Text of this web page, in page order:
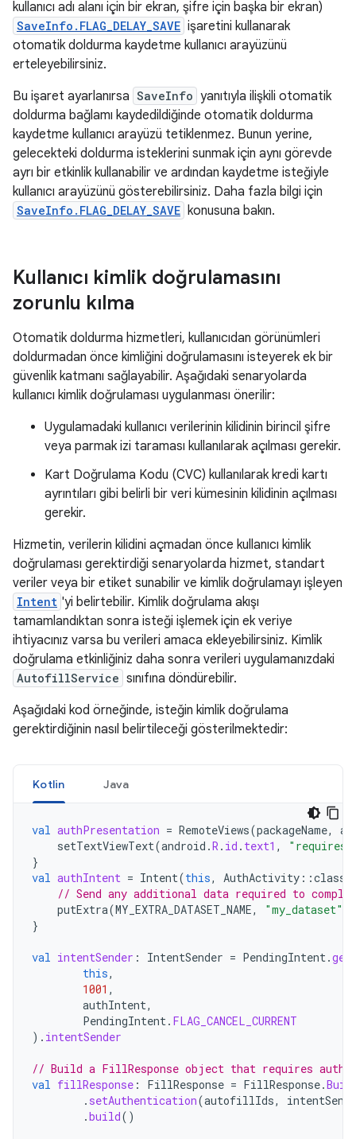
kullanıcı adı alanı için bir ekran, şifre için başka bir ekran)
SaveInfo.FLAG_DELAY_SAVE işaretini kullanarak
otomatik doldurma kaydetme kullanıcı arayüzünü
erteleyebilirsiniz.
Bu işaret ayarlanırsa SaveInfo yanıtıyla ilişkili otomatik
doldurma bağlamı kaydedildiğinde otomatik doldurma
kaydetme kullanıcı arayüzü tetiklenmez. Bunun yerine,
gelecekteki doldurma isteklerini sunmak için aynı görevde
ayrı bir etkinlik kullanabilir ve ardından kaydetme isteğiyle
kullanıcı arayüzünü gösterebilirsiniz. Daha fazla bilgi için
SaveInfo.FLAG_DELAY_SAVE konusuna bakın.
Kullanıcı kimlik doğrulamasını
zorunlu kılma
Otomatik doldurma hizmetleri, kullanıcıdan görünümleri
doldurmadan önce kimliğini doğrulamasını isteyerek ek bir
güvenlik katmanı sağlayabilir. Aşağıdaki senaryolarda
kullanıcı kimlik doğrulaması uygulanması önerilir:
Uygulamadaki kullanıcı verilerinin kilidinin birincil şifre
veya parmak izi taraması kullanılarak açılması gerekir.
Kart Doğrulama Kodu (CVC) kullanılarak kredi kartı
ayrıntıları gibi belirli bir veri kümesinin kilidinin açılması
gerekir.
Hizmetin, verilerin kilidini açmadan önce kullanıcı kimlik
doğrulaması gerektirdiği senaryolarda hizmet, standart
veriler veya bir etiket sunabilir ve kimlik doğrulamayı işleyen
Intent 'yi belirtebilir. Kimlik doğrulama akışı
tamamlandıktan sonra isteği işlemek için ek veriye
ihtiyacınız varsa bu verileri amaca ekleyebilirsiniz. Kimlik
doğrulama etkinliğiniz daha sonra verileri uygulamanızdaki
AutofillService sınıfına döndürebilir.
Aşağıdaki kod örneğinde, isteğin kimlik doğrulama
gerektirdiğinin nasıl belirtileceği gösterilmektedir:
Kotlin Java
val authPresentation = RemoteViews(packageName,
setTextViewText(android .R . id . text1 ,
"requires
}
val authIntent = Intent(this, AuthActivity ::class
// Send any additional data required to
putExtra(MY_EXTRA_DATASET_NAME, "my_dataset"
}
val intentSender : IntentSender = PendingIntent.
this,
1001 ,
authIntent,
PendingIntent. FLAG_CANCEL_CURRENT
). intentSender
// Build a FillResponse object that requires
val fillResponse : FillResponse = FillResponse.
. setAuthentication(autofillIds,
.build()